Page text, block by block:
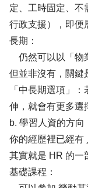
定、工時固定、不
行政支援），即便
長期：
仍然可以以「物
但並非沒有，關鍵
「中長期選項」
伸，就會有更多選
b. 學習人資的方向
你的經歷裡已經有
其實就是 HR 的一
基礎課程：